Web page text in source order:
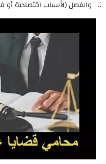
والفصل (لأسباب اقتصادية أو